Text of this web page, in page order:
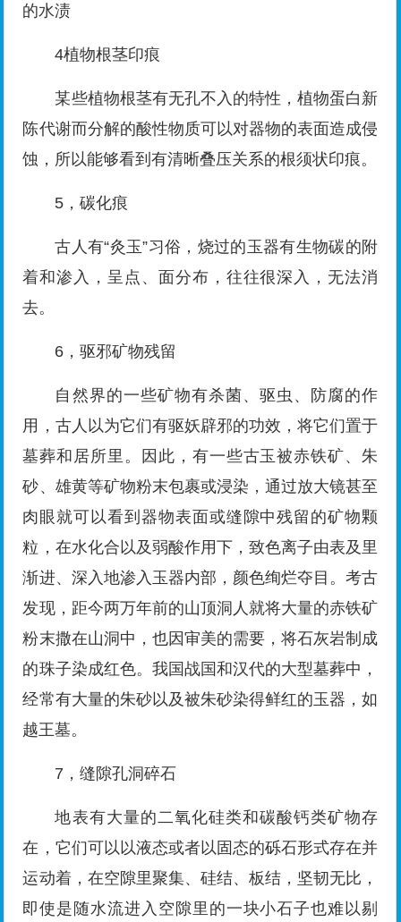
的水渍
4植物根茎印痕
某些植物根茎有无孔不入的特性，植物蛋白新
陈代谢而分解的酸性物质可以对器物的表面造成侵
蚀，所以能够看到有清晰叠压关系的根须状印痕。
5，碳化痕
古人有“灸玉”习俗，烧过的玉器有生物碳的附
着和渗入，呈点、面分布，往往很深入，无法消
去。
6，驱邪矿物残留
自然界的一些矿物有杀菌、驱虫、防腐的作
用，古人以为它们有驱妖辟邪的功效，将它们置于
墓葬和居所里。因此，有一些古玉被赤铁矿、朱
砂、雄黄等矿物粉末包裹或浸染，通过放大镜甚至
肉眼就可以看到器物表面或缝隙中残留的矿物颗
粒，在水化合以及弱酸作用下，致色离子由表及里
渐进、深入地渗入玉器内部，颜色绚烂夺目。考古
发现，距今两万年前的山顶洞人就将大量的赤铁矿
粉末撒在山洞中，也因审美的需要，将石灰岩制成
的珠子染成红色。我国战国和汉代的大型墓葬中，
经常有大量的朱砂以及被朱砂染得鲜红的玉器，如
越王墓。
7，缝隙孔洞碎石
地表有大量的二氧化硅类和碳酸钙类矿物存
在，它们可以以液态或者以固态的砾石形式存在并
运动着，在空隙里聚集、硅结、板结，坚韧无比，
即使是随水流进入空隙里的一块小石子也难以剔